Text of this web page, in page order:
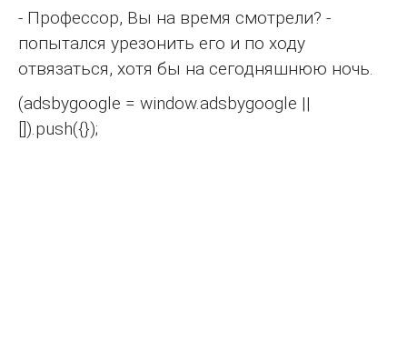
- Профессор, Вы на время смотрели? -
попытался урезонить его и по ходу
отвязаться, хотя бы на сегодняшнюю ночь.
(adsbygoogle = window.adsbygoogle ||
[]).push({});